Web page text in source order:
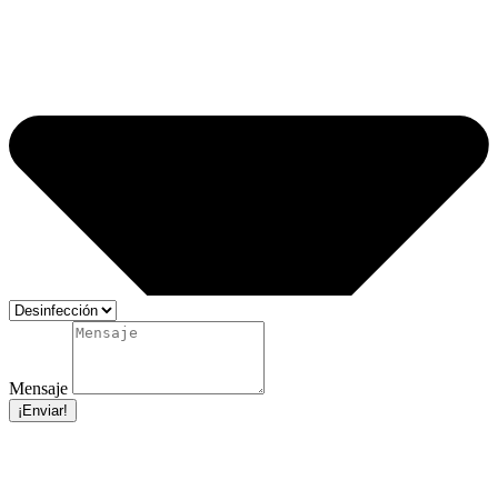
Mensaje
¡Enviar!